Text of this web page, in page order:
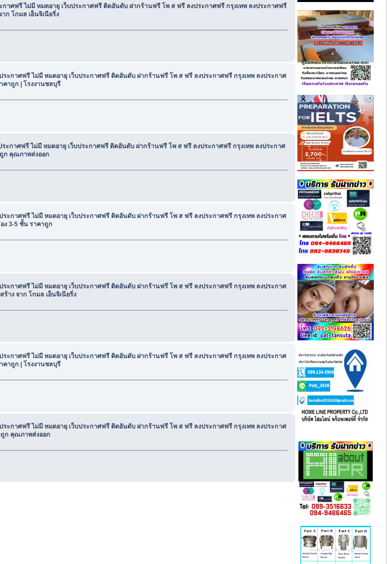
ศฟรี ไม่มี หมดอายุ เว็บประกาศฟรี ติดอันดับ ฝากร้านฟรี โพ ส ฟรี ลงประกาศฟรี กรุงเทพ ลงประกาศฟรี
ก โกมล เอ็นจิเนียริ่ง
กาศฟรี ไม่มี หมดอายุ เว็บประกาศฟรี ติดอันดับ ฝากร้านฟรี โพ ส ฟรี ลงประกาศฟรี กรุงเทพ ลงประกาศ
คาถูก | โรงงานชลบุรี
กาศฟรี ไม่มี หมดอายุ เว็บประกาศฟรี ติดอันดับ ฝากร้านฟรี โพ ส ฟรี ลงประกาศฟรี กรุงเทพ ลงประกาศ
ก คุณภาพส่งออก
กาศฟรี ไม่มี หมดอายุ เว็บประกาศฟรี ติดอันดับ ฝากร้านฟรี โพ ส ฟรี ลงประกาศฟรี กรุงเทพ ลงประกาศ
ง 3-5 ชั้น ราคาถูก
กาศฟรี ไม่มี หมดอายุ เว็บประกาศฟรี ติดอันดับ ฝากร้านฟรี โพ ส ฟรี ลงประกาศฟรี กรุงเทพ ลงประกาศ
าง จาก โกมล เอ็นจิเนียริ่ง
กาศฟรี ไม่มี หมดอายุ เว็บประกาศฟรี ติดอันดับ ฝากร้านฟรี โพ ส ฟรี ลงประกาศฟรี กรุงเทพ ลงประกาศ
คาถูก | โรงงานชลบุรี
กาศฟรี ไม่มี หมดอายุ เว็บประกาศฟรี ติดอันดับ ฝากร้านฟรี โพ ส ฟรี ลงประกาศฟรี กรุงเทพ ลงประกาศ
ถูก คุณภาพส่งออก